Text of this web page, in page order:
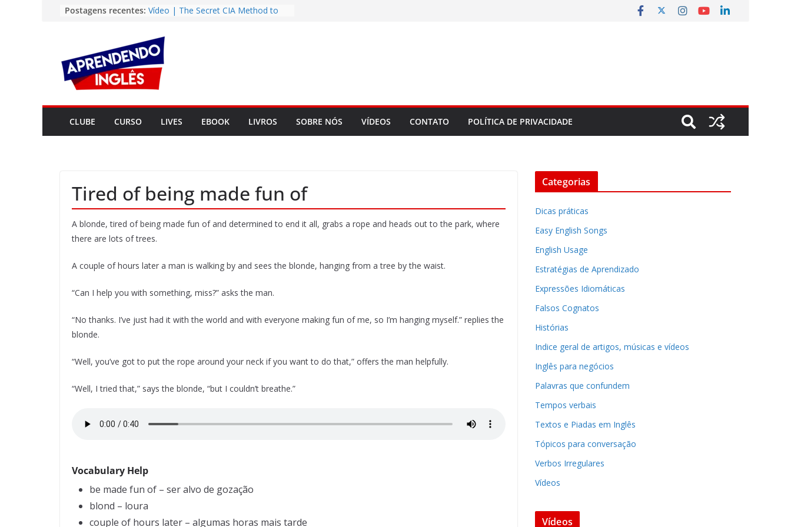
conteúdo
Postagens recentes: Vídeo | The Secret CIA Method to
Vídeo | How I m using NotebookLM
to power up my language learning
Vídeo | Do imaginary friends make
you smarter?
Story | Brasília: The City That Rose
from the Wilderness
Easy English Song | Somewhere
Over the Rainbow (Israel
Kamakawiwo’ole)
CLUBE CURSO LIVES EBOOK LIVROS SOBRE NÓS VÍDEOS CONTATO POLÍTICA DE PRIVACIDADE
Tired of being made fun of
A blonde, tired of being made fun of and determined to end it all, grabs a rope and heads out to the park, where
there are lots of trees.
A couple of hours later a man is walking by and sees the blonde, hanging from a tree by the waist.
“Can I help you with something, miss?” asks the man.
“No thanks. I’ve just had it with the world and with everyone making fun of me, so I’m hanging myself.” replies the
blonde.
“Well, you’ve got to put the rope around your neck if you want to do that,” offers the man helpfully.
“Well, I tried that,” says the blonde, “but I couldn’t breathe.”
Vocabulary Help
be made fun of – ser alvo de gozação
blond – loura
couple of hours later – algumas horas mais tarde
Categorias
Dicas práticas
Easy English Songs
English Usage
Estratégias de Aprendizado
Expressões Idiomáticas
Falsos Cognatos
Histórias
Indice geral de artigos, músicas e vídeos
Inglês para negócios
Palavras que confundem
Tempos verbais
Textos e Piadas em Inglês
Tópicos para conversação
Verbos Irregulares
Vídeos
Vídeos